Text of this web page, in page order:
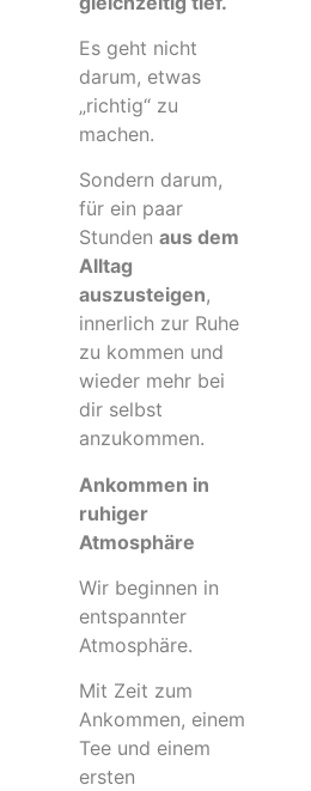
Es geht nicht
darum, etwas
„richtig“ zu
machen.
Sondern darum,
für ein paar
Stunden aus dem
Alltag
auszusteigen,
innerlich zur Ruhe
zu kommen und
wieder mehr bei
dir selbst
anzukommen.
Ankommen in
ruhiger
Atmosphäre
Wir beginnen in
entspannter
Atmosphäre.
Mit Zeit zum
Ankommen, einem
Tee und einem
ersten